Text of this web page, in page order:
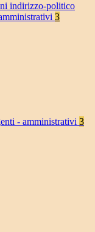
indirizzo-politico
3
- amministrativi 3